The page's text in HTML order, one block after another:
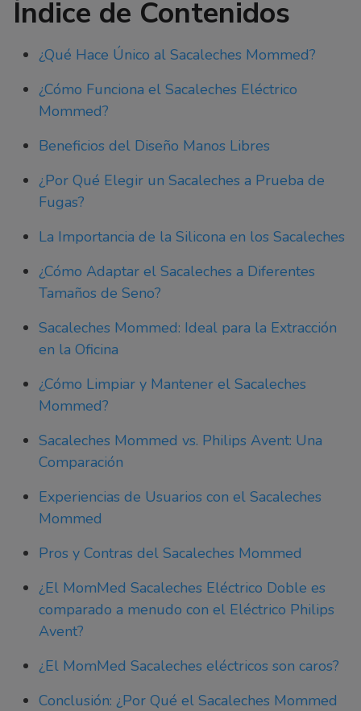
Índice de Contenidos
¿Qué Hace Único al Sacaleches Mommed?
¿Cómo Funciona el Sacaleches Eléctrico
Mommed?
Beneficios del Diseño Manos Libres
¿Por Qué Elegir un Sacaleches a Prueba de
Fugas?
La Importancia de la Silicona en los Sacaleches
¿Cómo Adaptar el Sacaleches a Diferentes
Tamaños de Seno?
Sacaleches Mommed: Ideal para la Extracción
en la Oficina
¿Cómo Limpiar y Mantener el Sacaleches
Mommed?
Sacaleches Mommed vs. Philips Avent: Una
Comparación
Experiencias de Usuarios con el Sacaleches
Mommed
Pros y Contras del Sacaleches Mommed
¿El MomMed Sacaleches Eléctrico Doble es
comparado a menudo con el Eléctrico Philips
Avent?
¿El MomMed Sacaleches eléctricos son caros?
Conclusión: ¿Por Qué el Sacaleches Mommed